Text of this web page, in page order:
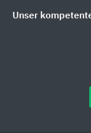
Unser